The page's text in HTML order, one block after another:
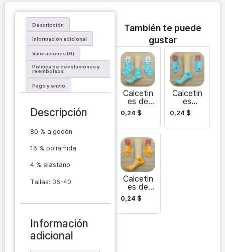
Descripción
Información adicional
Valoraciones (0)
Política de devoluciones y
reembolsos
Pago y envío
Descripción
80 % algodón
16 % poliamida
4 % elastano
Tallas: 36-40
Información
adicional
También te puede
gustar
Calcetin
es de
mujer
asequible
Multipac
k para
todos
los días
0,24 $
Calcetin
es
peludos
de mujer
0,24 $
Calcetin
es de
mujer
No-
0,24 $